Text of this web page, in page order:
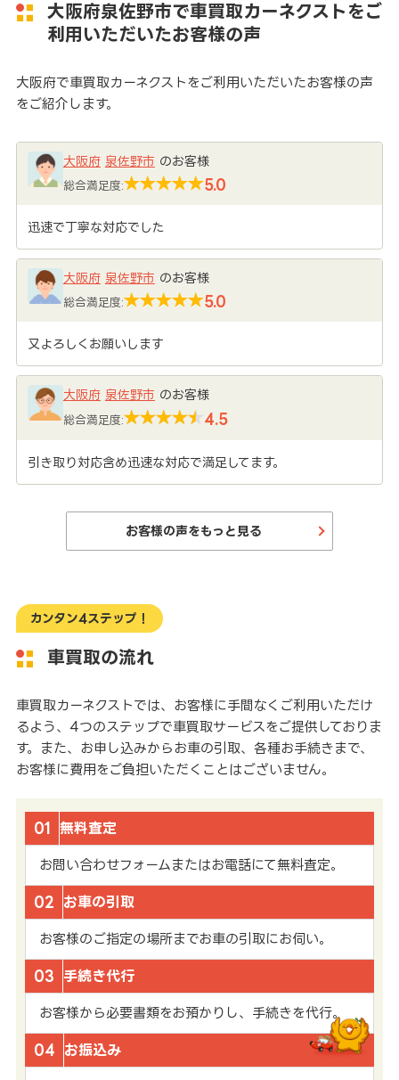
大阪府泉佐野市で車買取カーネクストをご
利用いただいたお客様の声
大阪府で車買取カーネクストをご利用いただいたお客様の声
をご紹介します。
大阪府 泉佐野市 のお客様
総合満足度: 5.0
迅速で丁寧な対応でした
大阪府 泉佐野市 のお客様
総合満足度: 5.0
又よろしくお願いします
大阪府 泉佐野市 のお客様
総合満足度: 4.5
引き取り対応含め迅速な対応で満足してます。
お客様の声をもっと見る
カンタン4ステップ！
車買取の流れ
車買取カーネクストでは、お客様に手間なくご利用いただけ
るよう、4つのステップで車買取サービスをご提供しておりま
す。また、お申し込みからお車の引取、各種お手続きまで、
お客様に費用をご負担いただくことはございません。
01 無料査定
お問い合わせフォームまたはお電話にて無料査定。
02 お車の引取
お客様のご指定の場所までお車の引取にお伺い。
03 手続き代行
お客様から必要書類をお預かりし、手続きを代行。
04 お振込み